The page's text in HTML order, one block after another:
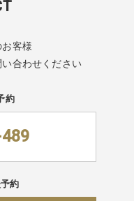
客様
合わせください
約
約